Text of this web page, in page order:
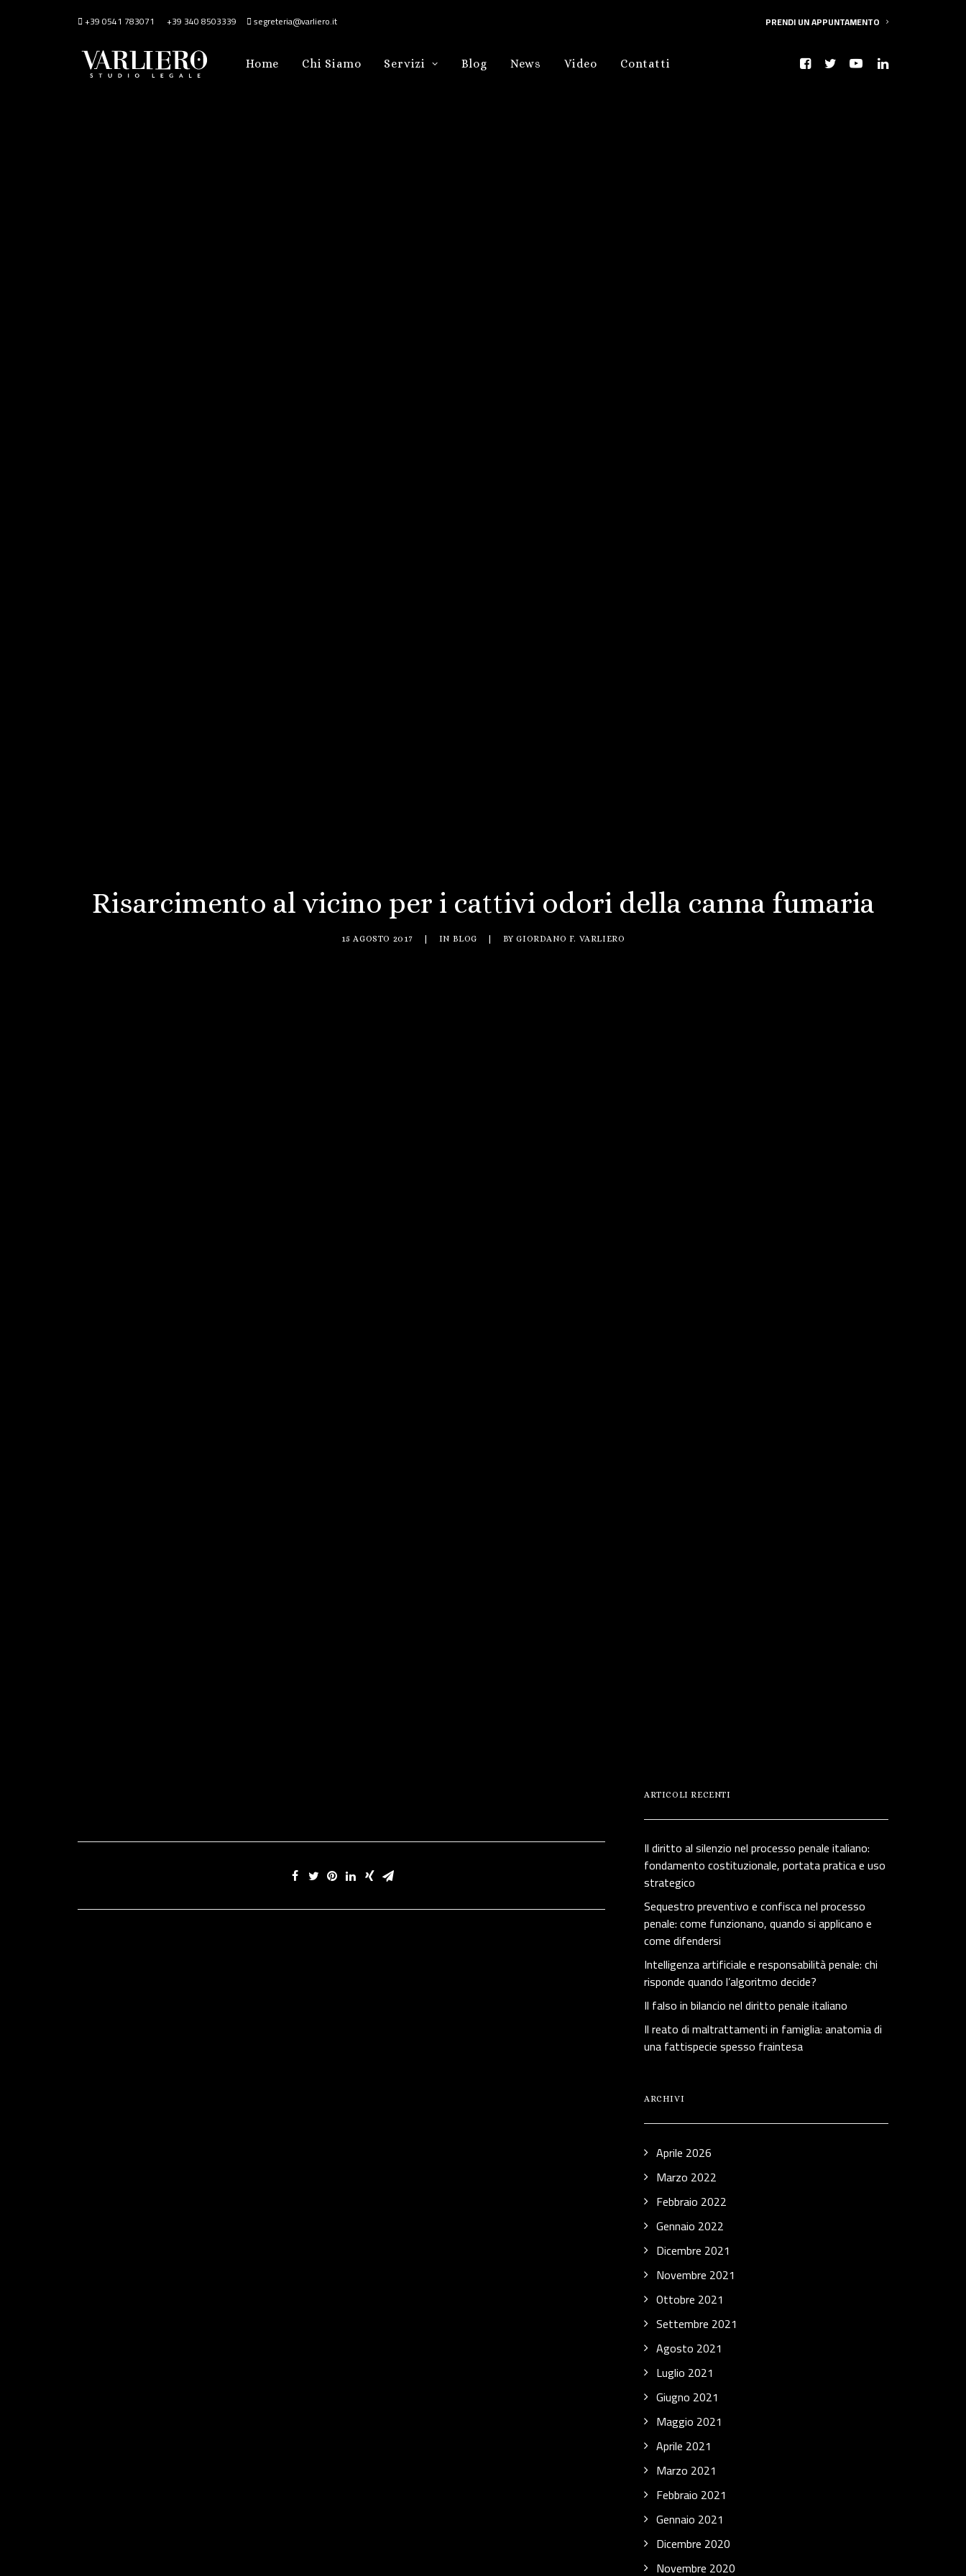
+39 0541 783071 +39 340 8503339 segreteria@varliero.it PRENDI UN APPUNTAMENTO
Home Chi Siamo Servizi Blog News Video Contatti
Risarcimento al vicino per i cattivi odori della canna fumaria
15 AGOSTO 2017 IN BLOG BYGIORDANO F. VARLIERO
ARTICOLI RECENTI
Il diritto al silenzio nel processo penale italiano:
fondamento costituzionale, portata pratica e uso
strategico
Sequestro preventivo e confisca nel processo
penale: come funzionano, quando si applicano e
come difendersi
Intelligenza artificiale e responsabilità penale: chi
risponde quando l’algoritmo decide?
Il falso in bilancio nel diritto penale italiano
Il reato di maltrattamenti in famiglia: anatomia di
una fattispecie spesso fraintesa
ARCHIVI
Aprile 2026
Marzo 2022
Febbraio 2022
Gennaio 2022
Dicembre 2021
Novembre 2021
Ottobre 2021
Settembre 2021
Agosto 2021
Luglio 2021
Giugno 2021
Maggio 2021
Aprile 2021
Marzo 2021
Febbraio 2021
Gennaio 2021
Dicembre 2020
Novembre 2020